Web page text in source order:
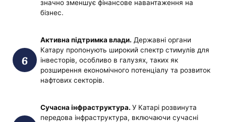
значно зменшує фінансове навантаження на
бізнес.
Активна підтримка влади. Державні органи
Катару пропонують широкий спектр стимулів для
інвесторів, особливо в галузях, таких як
розширення економічного потенціалу та розвиток
нафтових секторів.
Сучасна інфраструктура. У Катарі розвинута
передова інфраструктура, включаючи сучасні